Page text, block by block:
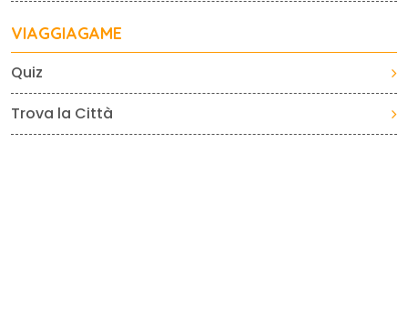
VIAGGIAGAME
Quiz
Trova la Città